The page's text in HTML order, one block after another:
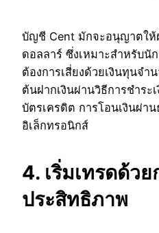
บัญชี Cent มักจะอนุญาตให้
ดอลลาร์ ซึ่งเหมาะสำหรับนั
ต้องการเสี่ยงด้วยเงินทุนจ
ต้นฝากเงินผ่านวิธีการชำระ
บัตรเครดิต การโอนเงินผ่า
อิเล็กทรอนิกส์
4. เริ่มเทรดด้ว
ประสิทธิภาพ